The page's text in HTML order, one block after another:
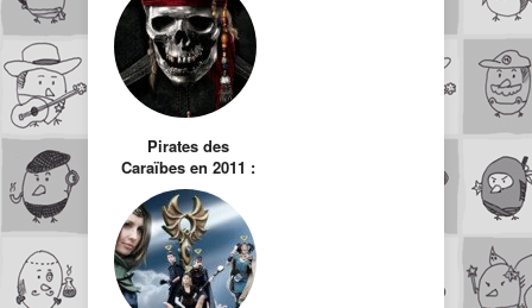
Pirates des
Caraïbes en 2011 :
La Fontaine de
Jouvence, avec
Johnny Depp,
Penélope Cruz et
surtout Ian
McShane